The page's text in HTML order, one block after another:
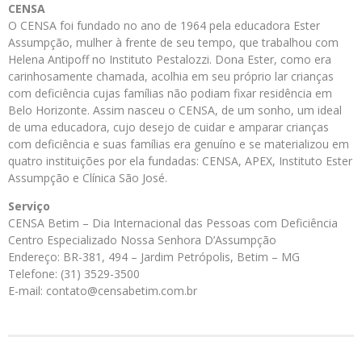
CENSA
O CENSA foi fundado no ano de 1964 pela educadora Ester
Assumpção, mulher à frente de seu tempo, que trabalhou com
Helena Antipoff no Instituto Pestalozzi. Dona Ester, como era
carinhosamente chamada, acolhia em seu próprio lar crianças
com deficiência cujas famílias não podiam fixar residência em
Belo Horizonte. Assim nasceu o CENSA, de um sonho, um ideal
de uma educadora, cujo desejo de cuidar e amparar crianças
com deficiência e suas famílias era genuíno e se materializou em
quatro instituições por ela fundadas: CENSA, APEX, Instituto Ester
Assumpção e Clínica São José.
Serviço
CENSA Betim – Dia Internacional das Pessoas com Deficiência
Centro Especializado Nossa Senhora D’Assumpção
Endereço: BR-381, 494 – Jardim Petrópolis, Betim – MG
Telefone: (31) 3529-3500
E-mail: contato@censabetim.com.br